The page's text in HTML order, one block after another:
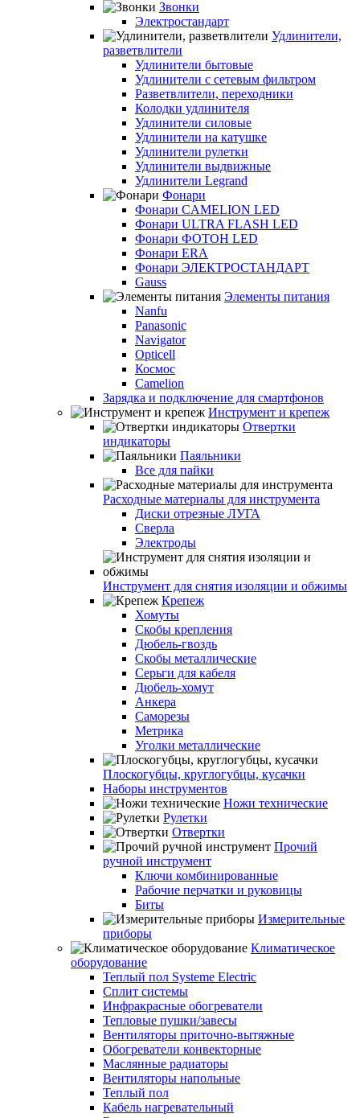
Звонки
Электростандарт
Удлинители,
разветвлители
Удлинители бытовые
Удлинители с сетевым фильтром
Разветвлители, переходники
Колодки удлинителя
Удлинители силовые
Удлинители на катушке
Удлинители рулетки
Удлинители выдвижные
Удлинители Legrand
Фонари
Фонари CAMELION LED
Фонари ULTRA FLASH LED
Фонари ФОТОН LED
Фонари ERA
Фонари ЭЛЕКТРОСТАНДАРТ
Gauss
Элементы питания
Nanfu
Panasonic
Navigator
Opticell
Космос
Camelion
Зарядка и подключение для смартфонов
Инструмент и крепеж
Отвертки
индикаторы
Паяльники
Все для пайки
Расходные материалы для инструмента
Диски отрезные ЛУГА
Сверла
Электроды
Инструмент для снятия изоляции и обжимы
Крепеж
Хомуты
Скобы крепления
Дюбель-гвоздь
Скобы металлические
Серьги для кабеля
Дюбель-хомут
Анкера
Саморезы
Метрика
Уголки металлические
Плоскогубцы, круглогубцы, кусачки
Наборы инструментов
Ножи технические
Рулетки
Отвертки
Прочий
ручной инструмент
Ключи комбинированные
Рабочие перчатки и руковицы
Биты
Измерительные
приборы
Климатическое
оборудование
Теплый пол Systeme Electric
Сплит системы
Инфракрасные обогреватели
Тепловые пушки/завесы
Вентиляторы приточно-вытяжные
Обогреватели конвекторные
Маслянные радиаторы
Вентиляторы напольные
Теплый пол
Кабель нагревательный